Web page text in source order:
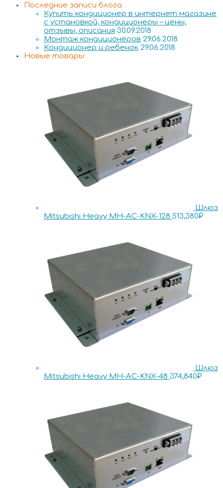
Последние записи блога
Купить кондиционер в интернет магазине
с установкой, кондиционеры – цены,
отзывы, описания 30.09.2018
Монтаж кондиционеров 29.06.2018
Кондиционер и ребенок 29.06.2018
Новые товары
Шлюз
Mitsubishi Heavy MH-AC-KNX-128 513,380₽
Шлюз
Mitsubishi Heavy MH-AC-KNX-48 374,840₽